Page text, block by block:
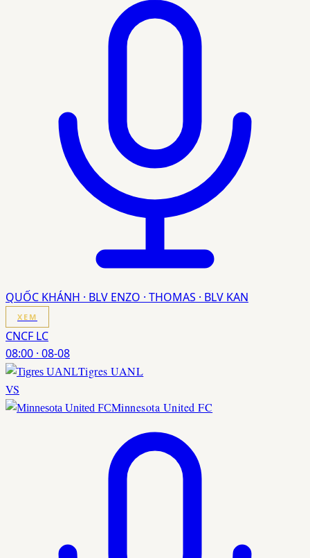
QUỐC KHÁNH · BLV ENZO · THOMAS · BLV KAN
XEM
CNCF LC
08:00 · 08-08
Tigres UANL
VS
Minnesota United FC